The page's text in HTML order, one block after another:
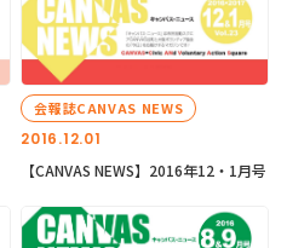
2016.12.01
会報誌CANVAS NEWS
【CANVAS NEWS】2016年12・1月号